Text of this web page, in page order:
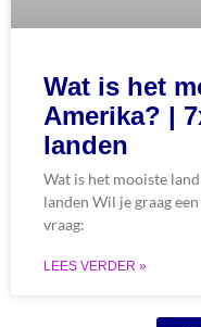
Wat is het
Amerika? |
landen
Wat is het mooiste
landen Wil je graag
vraag:
LEES VERDER »